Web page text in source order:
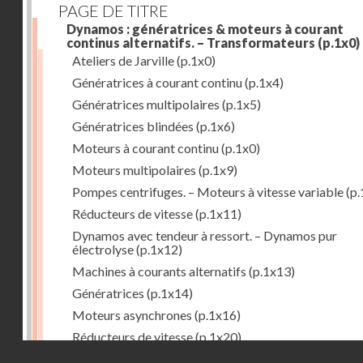
PAGE DE TITRE
Dynamos : génératrices & moteurs à courant
continus alternatifs. – Transformateurs (p.1x0)
Ateliers de Jarville(p.1x0)
Génératrices à courant continu(p.1x4)
Génératrices multipolaires (p.1x5)
Génératrices blindées (p.1x6)
Moteurs à courant continu(p.1x0)
Moteurs multipolaires (p.1x9)
Pompes centrifuges. – Moteurs à vitesse variable
Réducteurs de vitesse(p.1x11)
Dynamos avec tendeur à ressort. – Dynamos pur
électrolyse(p.1x12)
Machines à courants alternatifs (p.1x13)
Génératrices (p.1x14)
Moteurs asynchrones (p.1x16)
Réducteurs de vitesse(p.1x20)